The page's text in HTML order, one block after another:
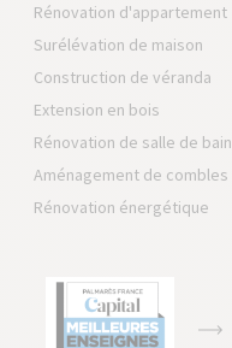
Rénovation d'appartement
Surélévation de maison
Construction de véranda
Extension en bois
Rénovation de salle de bain
Aménagement de combles
Rénovation énergétique